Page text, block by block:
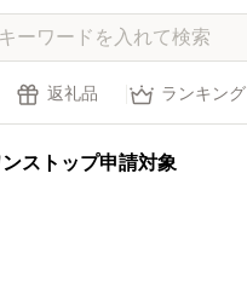
返礼品 ランキング
ストップ申請対象